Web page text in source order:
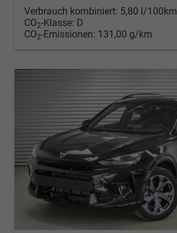
Verbrauch kombiniert: 5,80 l/100km
CO2-Klasse: D
CO2-Emissionen: 131,00 g/km